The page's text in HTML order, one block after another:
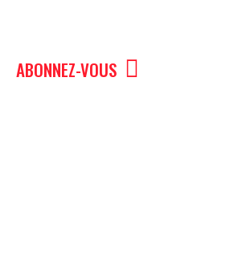
ABONNEZ-VOUS